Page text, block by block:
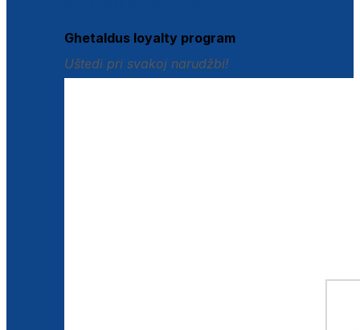
Ghetaldus loyalty program
Uštedi pri svakoj narudžbi!